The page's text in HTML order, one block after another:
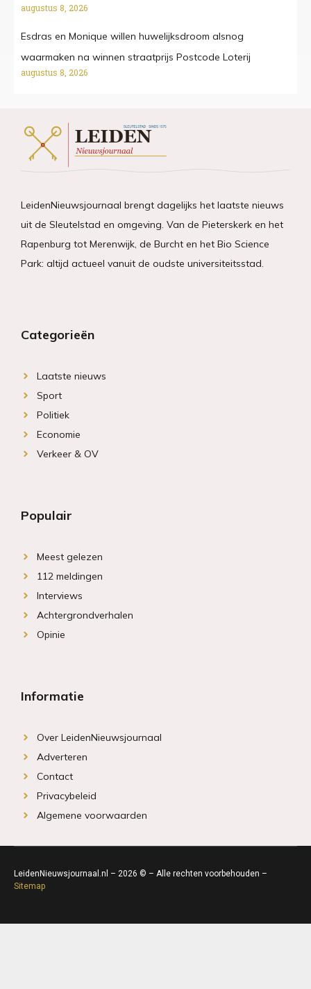
augustus 8, 2026
Esdras en Monique willen huwelijksdroom alsnog
waarmaken na winnen straatprijs Postcode Loterij
augustus 8, 2026
LeidenNieuwsjournaal brengt dagelijks het laatste nieuws
uit de Sleutelstad en omgeving. Van de Pieterskerk en het
Rapenburg tot Merenwijk, de Burcht en het Bio Science
Park: altijd actueel vanuit de oudste universiteitsstad.
Categorieën
Laatste nieuws
Sport
Politiek
Economie
Verkeer & OV
Populair
Meest gelezen
112 meldingen
Interviews
Achtergrondverhalen
Opinie
Informatie
Over LeidenNieuwsjournaal
Adverteren
Contact
Privacybeleid
Algemene voorwaarden
LeidenNieuwsjournaal.nl – 2026 © – Alle rechten voorbehouden –
Sitemap